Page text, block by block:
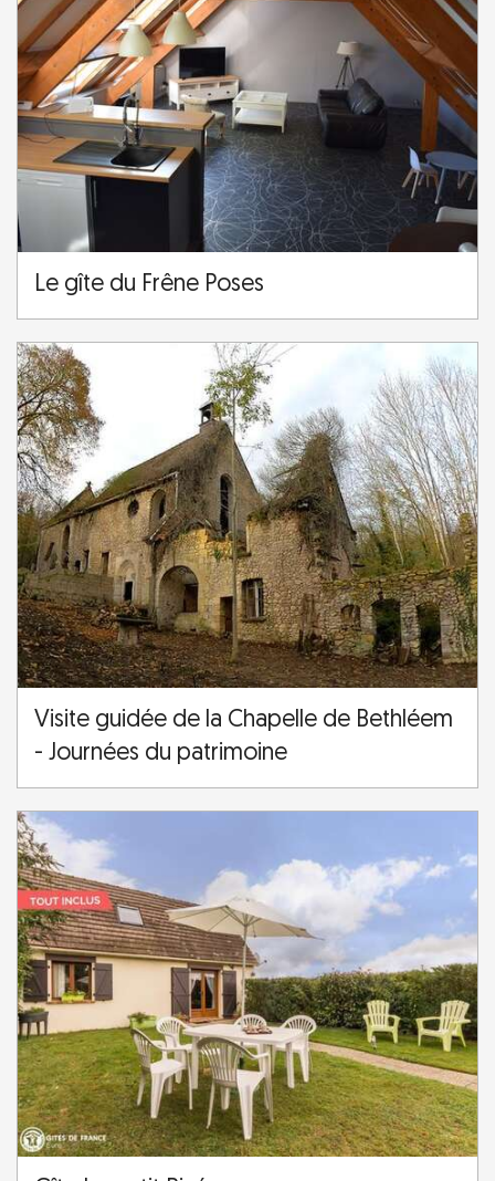
Le gîte du Frêne Poses
Visite guidée de la Chapelle de Bethléem
- Journées du patrimoine